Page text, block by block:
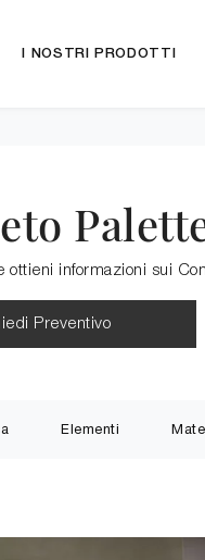
I NOSTRI PRODOTTI
ottieni informazioni sui
Preventivo
Elementi